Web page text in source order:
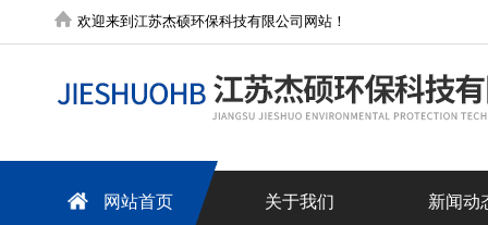
欢迎来到江苏杰硕环保科技有限公司网站！
网站首页 关于我们 新闻动